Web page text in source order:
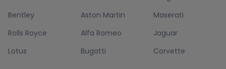
Bentley
Aston Martin
Maserati
Rolls Royce
Alfa Romeo
Jaguar
Lotus
Bugatti Corvette